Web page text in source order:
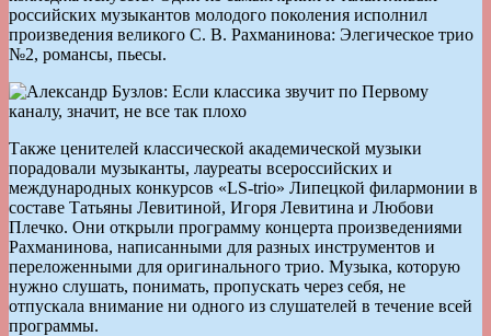
российских музыкантов молодого поколения исполнил
произведения великого С. В. Рахманинова: Элегическое трио
№2, романсы, пьесы.
Также ценителей классической академической музыки
порадовали музыканты, лауреаты всероссийских и
международных конкурсов «LS-trio» Липецкой филармонии в
составе Татьяны Левитиной, Игоря Левитина и Любови
Плечко. Они открыли программу концерта произведениями
Рахманинова, написанными для разных инструментов и
переложенными для оригинального трио. Музыка, которую
нужно слушать, понимать, пропускать через себя, не
отпускала внимание ни одного из слушателей в течение всей
программы.